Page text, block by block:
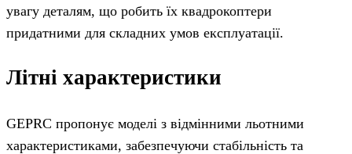
увагу деталям, що робить їх квадрокоптери
придатними для складних умов експлуатації.
Літні характеристики
GEPRC пропонує моделі з відмінними льотними
характеристиками, забезпечуючи стабільність та